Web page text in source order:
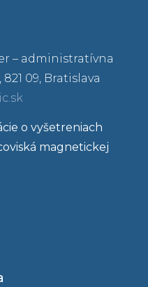
– administratívna
09, Bratislava
o vyšetreniach
magnetickej